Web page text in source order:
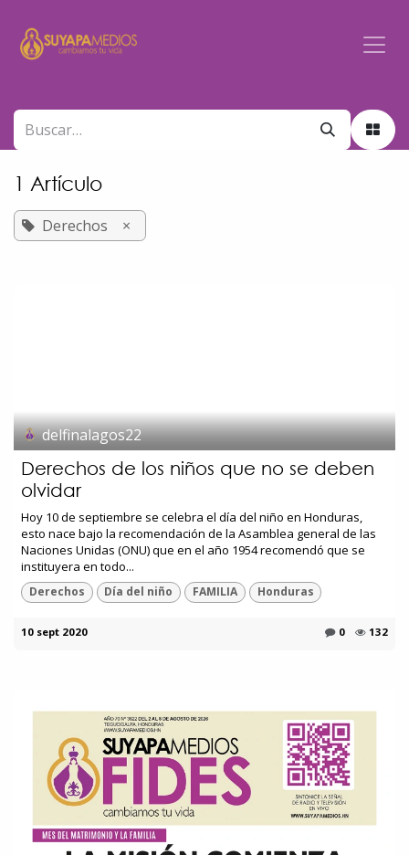
1 Artículo
Derechos ×
delfinalagos22
Derechos de los niños que no se deben
olvidar
Hoy 10 de septiembre se celebra el día del niño en Honduras,
esto nace bajo la recomendación de la Asamblea general de las
Naciones Unidas (ONU) que en el año 1954 recomendó que se
instituyera en todo...
Derechos Día del niño FAMILIA Honduras
10 sept 2020 0 132